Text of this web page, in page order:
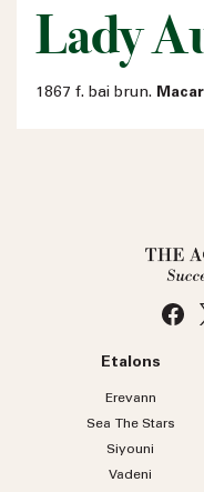
Lady
1867 f. bai brun.
Etalons
Erevann
Sea TheStars
Siyouni
Vadeni